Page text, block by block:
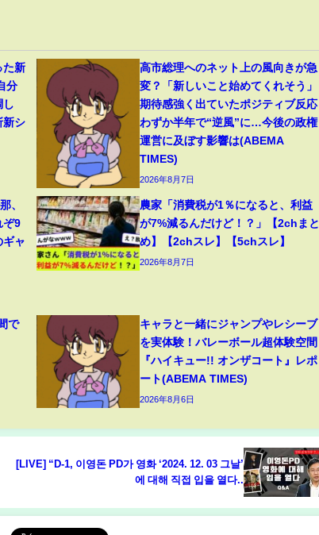
た新
分
し
新シ
高市総理へのネット上の風向きが急
変？「新しいこと始めてくれそう」
期待感強く出ていたポジティブ反応
わずか半年で“逆風”に…今後の政権
運営に及ぼす影響は(ABEMA
TIMES)
2026年8月7日
、
ぞ9
ギャ
農家「消費税が1％になると、利益
が7%減るんだけど！？」【2chまと
め】【2chスレ】【5chスレ】
2026年8月7日
で
キャラと一緒にジャンプやレシーブ
を実体験！バレーボール超体験空間
『ハイキュー!! オンザコート』レポ
ート(ABEMA TIMES)
2026年8月6日
[LIVE] “D-1, 이영돈 PD가 영화 ‘2024. 12. 03 그날’
에 대해 직접 입을 열다..